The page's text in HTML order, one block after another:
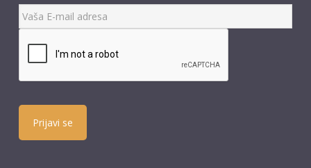
Prijavi se